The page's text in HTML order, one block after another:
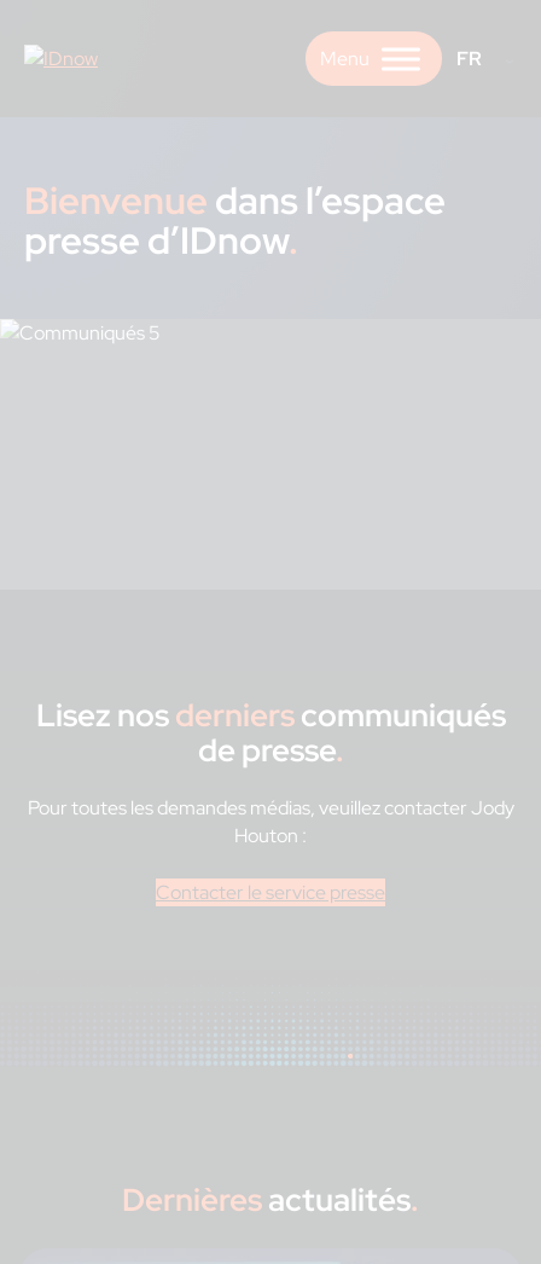
content
FR
Bienvenue dans l’espace
presse d’IDnow.
Lisez nosdernierscommuniqués
de presse.
Pour toutes les demandes médias, veuillez contacter Jody
Houton :
Contacter le service presse
Dernièresactualités.